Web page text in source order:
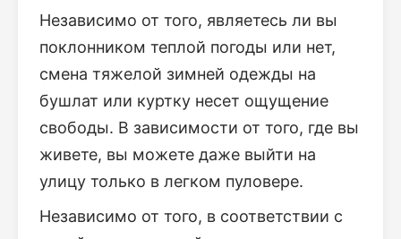
Независимо от того, являетесь ли вы
поклонником теплой погоды или нет,
смена тяжелой зимней одежды на
бушлат или куртку несет ощущение
свободы. В зависимости от того, где вы
живете, вы можете даже выйти на
улицу только в легком пуловере.
Независимо от того, в соответствии с